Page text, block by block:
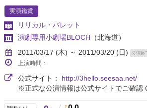
実演鑑賞
リリカル・バレット
演劇専用小劇場BLOCH （北海道）
2011/03/17 (木) ～ 2011/03/20 (日)
公演終
上演時間：
公式サイト： http://3hello.seesaa.net/
※正式な公演情報は公式サイトでご確認